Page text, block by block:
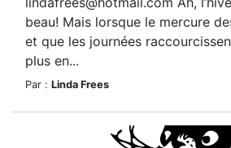
beau! Mais lorsque le mercure
et que les journées
plus en...
Par : Linda Frees